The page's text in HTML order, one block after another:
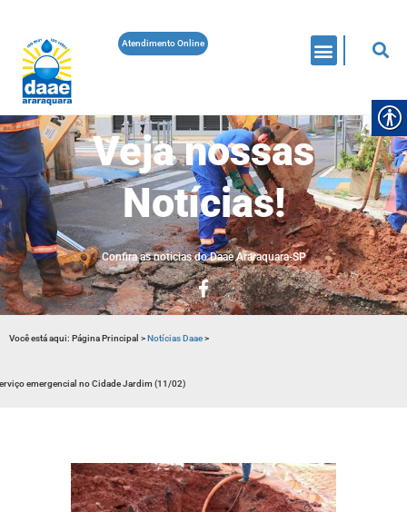
Atendimento Online
Veja nossas
Notícias!
Confira as noticias do Daae Araraquara-SP
Você está aqui: Página Principal >Notícias Daae>
emergencial no Cidade Jardim (11/02)